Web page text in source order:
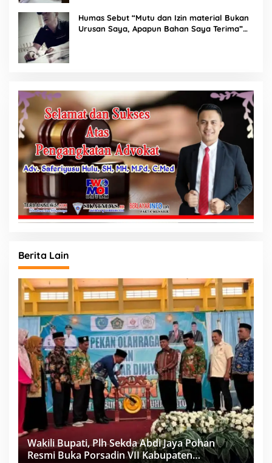
Humas Sebut “Mutu dan Izin material Bukan
Urusan Saya, Apapun Bahan Saya Terima”
Berita Lain
Wakili Bupati, Plh Sekda Abdi Jaya Pohan
Resmi Buka Porsadin VII Kabupaten